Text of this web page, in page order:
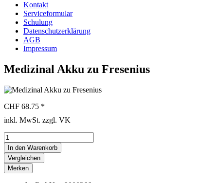
Kontakt
Serviceformular
Schulung
Datenschutzerklärung
AGB
Impressum
Medizinal Akku zu Fresenius
CHF 68.75 *
inkl. MwSt. zzgl. VK
In den Warenkorb
Vergleichen
Merken